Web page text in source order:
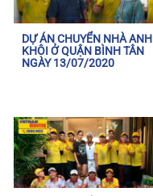
DỰ ÁN CHUYỂN NHÀ ANH
KHÔI Ở QUẬN BÌNH TÂN
NGÀY 13/07/2020